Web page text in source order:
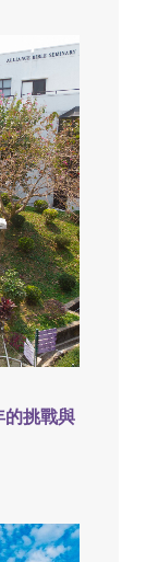
的挑戰與